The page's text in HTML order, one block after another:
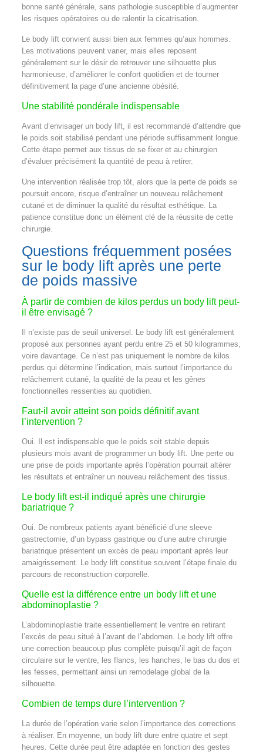
bonne santé générale, sans pathologie susceptible d’augmenter
les risques opératoires ou de ralentir la cicatrisation.
Le body lift convient aussi bien aux femmes qu’aux hommes.
Les motivations peuvent varier, mais elles reposent
généralement sur le désir de retrouver une silhouette plus
harmonieuse, d’améliorer le confort quotidien et de tourner
définitivement la page d’une ancienne obésité.
Une stabilité pondérale indispensable
Avant d’envisager un body lift, il est recommandé d’attendre que
le poids soit stabilisé pendant une période suffisamment longue.
Cette étape permet aux tissus de se fixer et au chirurgien
d’évaluer précisément la quantité de peau à retirer.
Une intervention réalisée trop tôt, alors que la perte de poids se
poursuit encore, risque d’entraîner un nouveau relâchement
cutané et de diminuer la qualité du résultat esthétique. La
patience constitue donc un élément clé de la réussite de cette
chirurgie.
Questions fréquemment posées
sur le body lift après une perte
de poids massive
À partir de combien de kilos perdus un body lift peut-
il être envisagé ?
Il n’existe pas de seuil universel. Le body lift est généralement
proposé aux personnes ayant perdu entre 25 et 50 kilogrammes,
voire davantage. Ce n’est pas uniquement le nombre de kilos
perdus qui détermine l’indication, mais surtout l’importance du
relâchement cutané, la qualité de la peau et les gênes
fonctionnelles ressenties au quotidien.
Faut-il avoir atteint son poids définitif avant
l’intervention ?
Oui. Il est indispensable que le poids soit stable depuis
plusieurs mois avant de programmer un body lift. Une perte ou
une prise de poids importante après l’opération pourrait altérer
les résultats et entraîner un nouveau relâchement des tissus.
Le body lift est-il indiqué après une chirurgie
bariatrique ?
Oui. De nombreux patients ayant bénéficié d’une sleeve
gastrectomie, d’un bypass gastrique ou d’une autre chirurgie
bariatrique présentent un excès de peau important après leur
amaigrissement. Le body lift constitue souvent l’étape finale du
parcours de reconstruction corporelle.
Quelle est la différence entre un body lift et une
abdominoplastie ?
L’abdominoplastie traite essentiellement le ventre en retirant
l’excès de peau situé à l’avant de l’abdomen. Le body lift offre
une correction beaucoup plus complète puisqu’il agit de façon
circulaire sur le ventre, les flancs, les hanches, le bas du dos et
les fesses, permettant ainsi un remodelage global de la
silhouette.
Combien de temps dure l’intervention ?
La durée de l’opération varie selon l’importance des corrections
à réaliser. En moyenne, un body lift dure entre quatre et sept
heures. Cette durée peut être adaptée en fonction des gestes